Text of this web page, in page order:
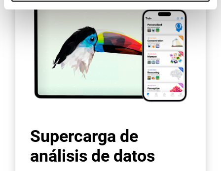
Supercarga de
análisis de datos